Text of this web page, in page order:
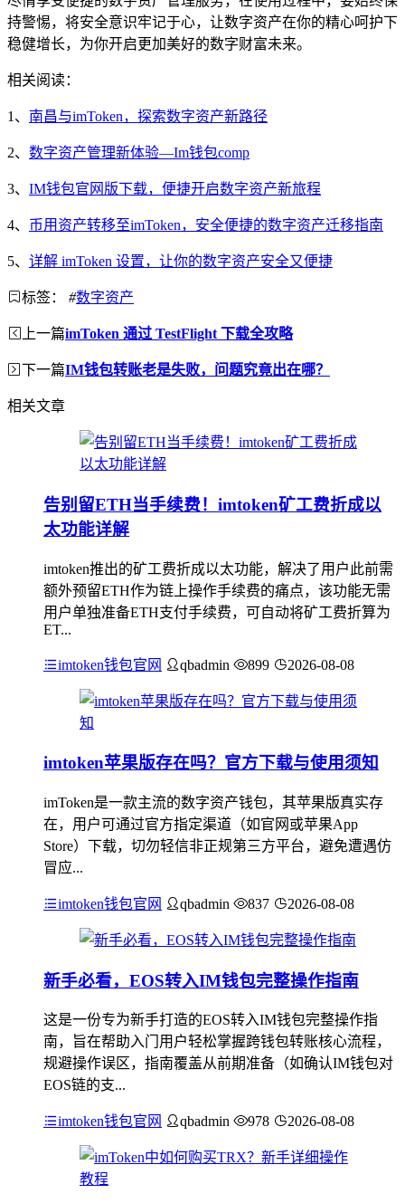
持警惕，将安全意识牢记于心，让数字资产在你的精心呵护下
稳健增长，为你开启更加美好的数字财富未来。
相关阅读：
1、 南昌与imToken，探索数字资产新路径
2、 数字资产管理新体验—Im钱包comp
3、 IM钱包官网版下载，便捷开启数字资产新旅程
4、 币用资产转移至imToken，安全便捷的数字资产迁移指南
5、 详解 imToken 设置，让你的数字资产安全又便捷
标签： #数字资产
上一篇imToken 通过 TestFlight 下载全攻略
下一篇IM钱包转账老是失败，问题究竟出在哪？
相关文章
告别留ETH当手续费！imtoken矿工费折成以
太功能详解
imtoken推出的矿工费折成以太功能，解决了用户此前需
额外预留ETH作为链上操作手续费的痛点，该功能无需
用户单独准备ETH支付手续费，可自动将矿工费折算为
ET...
imtoken钱包官网 qbadmin 899 2026-08-08
imtoken苹果版存在吗？官方下载与使用须知
imToken是一款主流的数字资产钱包，其苹果版真实存
在，用户可通过官方指定渠道（如官网或苹果App
Store）下载，切勿轻信非正规第三方平台，避免遭遇仿
冒应...
imtoken钱包官网 qbadmin 837 2026-08-08
新手必看，EOS转入IM钱包完整操作指南
这是一份专为新手打造的EOS转入IM钱包完整操作指
南，旨在帮助入门用户轻松掌握跨钱包转账核心流程，
规避操作误区，指南覆盖从前期准备（如确认IM钱包对
EOS链的支...
imtoken钱包官网 qbadmin 978 2026-08-08